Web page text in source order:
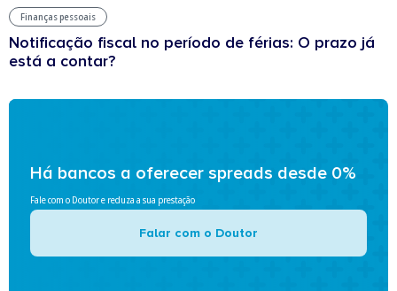
Finanças pessoais
Notificação fiscal no período de férias: O prazo já
está a contar?
Há bancos a oferecer spreads desde 0%
Fale com o Doutor e reduza a sua prestação
Falar com o Doutor